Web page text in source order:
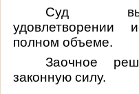
Суд
удовлетворении
полном объеме.
Заочное
законную силу.